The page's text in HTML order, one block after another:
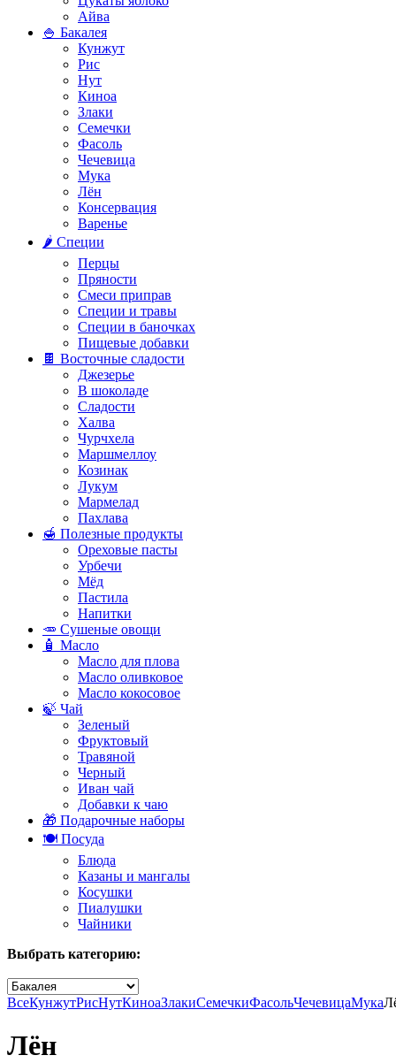
Айва
🍚 Бакалея
Кунжут
Рис
Нут
Киноа
Злаки
Семечки
Фасоль
Чечевица
Мука
Лён
Консервация
Варенье
🌶️ Специи
Перцы
Пряности
Смеси приправ
Специи и травы
Специи в баночках
Пищевые добавки
🍫 Восточные сладости
Джезерье
В шоколаде
Сладости
Халва
Чурчхела
Маршмеллоу
Козинак
Лукум
Мармелад
Пахлава
🍯 Полезные продукты
Ореховые пасты
Урбечи
Мёд
Пастила
Напитки
🥕 Сушеные овощи
🧴 Масло
Масло для плова
Масло оливковое
Масло кокосовое
🍃 Чай
Зеленый
Фруктовый
Травяной
Черный
Иван чай
Добавки к чаю
🎁 Подарочные наборы
🍽️ Посуда
Блюда
Казаны и мангалы
Косушки
Пиалушки
Чайники
Выбрать категорию:
ВсеКунжутРисНутКиноаЗлакиСемечкиФасольЧечевицаМука
Лён